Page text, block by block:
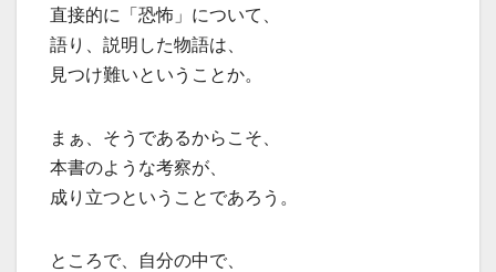
直接的に「恐怖」について、
語り、説明した物語は、
見つけ難いということか。
まぁ、そうであるからこそ、
本書のような考察が、
成り立つということであろう。
ところで、自分の中で、